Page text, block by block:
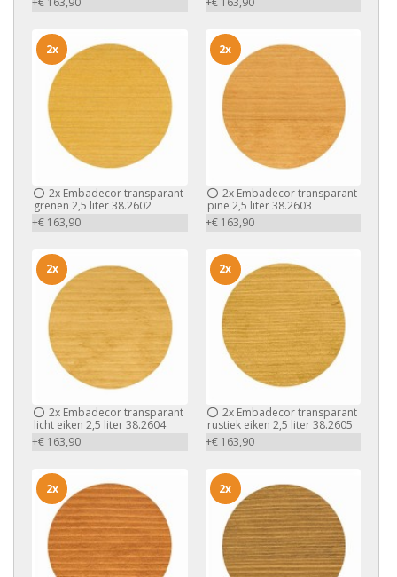
2x Embadecor transparant
grenen 2,5 liter 38.2602
+€ 163,90
2x
2xEmbadecor transparant
pine 2,5 liter 38.2603
+€ 163,90
2x
2x Embadecor transparant
licht eiken 2,5 liter 38.2604
+€ 163,90
2x
2xEmbadecor transparant
rustiek eiken 2,5 liter 38.2605
+€ 163,90
2x
2x 2x